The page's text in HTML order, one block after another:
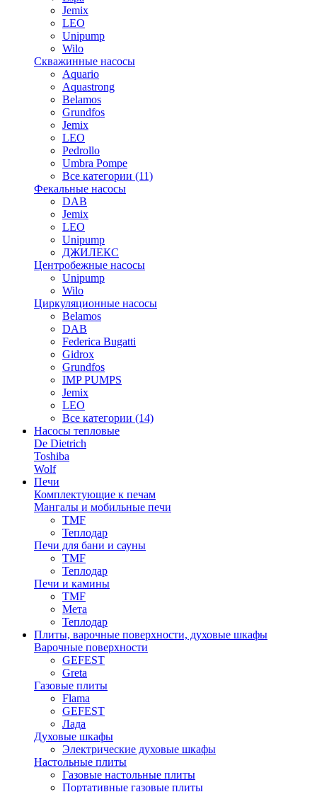
Jemix
LEO
Unipump
Wilo
Скважинные насосы
Aquario
Aquastrong
Belamos
Grundfos
Jemix
LEO
Pedrollo
Umbra Pompe
Все категории (11)
Фекальные насосы
DAB
Jemix
LEO
Unipump
ДЖИЛЕКС
Центробежные насосы
Unipump
Wilo
Циркуляционные насосы
Belamos
DAB
Federica Bugatti
Gidrox
Grundfos
IMP PUMPS
Jemix
LEO
Все категории (14)
Насосы тепловые
De Dietrich
Toshiba
Wolf
Печи
Комплектующие к печам
Мангалы и мобильные печи
TMF
Теплодар
Печи для бани и сауны
TMF
Теплодар
Печи и камины
TMF
Мета
Теплодар
Плиты, варочные поверхности, духовые шкафы
Варочные поверхности
GEFEST
Greta
Газовые плиты
Flama
GEFEST
Лада
Духовые шкафы
Электрические духовые шкафы
Настольные плиты
Газовые настольные плиты
Портативные газовые плиты